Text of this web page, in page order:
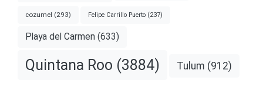
cozumel (293) Felipe Carrillo Puerto (237)
Playa del Carmen (633)
Quintana Roo (3884) Tulum (912)